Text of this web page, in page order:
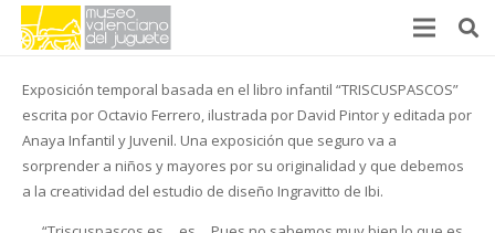
Exposición temporal basada en el libro infantil “TRISCUSPASCOS”
escrita por Octavio Ferrero, ilustrada por David Pintor y editada por
Anaya Infantil y Juvenil. Una exposición que seguro va a
sorprender a niños y mayores por su originalidad y que debemos
a la creatividad del estudio de diseño Ingravitto de Ibi.